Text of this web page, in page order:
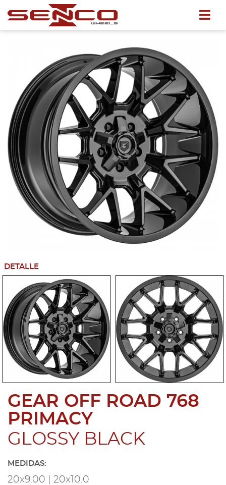
DETALLE
GEAR OFF ROAD 768
PRIMACY
GLOSSY BLACK
MEDIDAS:
20x9.00 | 20x10.0